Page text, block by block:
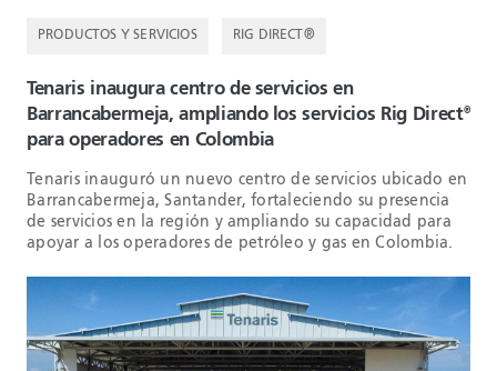
PRODUCTOS Y SERVICIOS RIG DIRECT®
Tenaris inaugura centro de servicios en
Barrancabermeja, ampliando los servicios Rig Direct®
para operadores en Colombia
Tenaris inauguró un nuevo centro de servicios ubicado en
Barrancabermeja, Santander, fortaleciendo su presencia
de servicios en la región y ampliando su capacidad para
apoyar a los operadores de petróleo y gas en Colombia.